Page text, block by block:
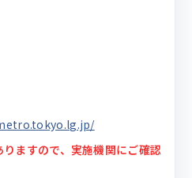
ますので、実施機関にご確認